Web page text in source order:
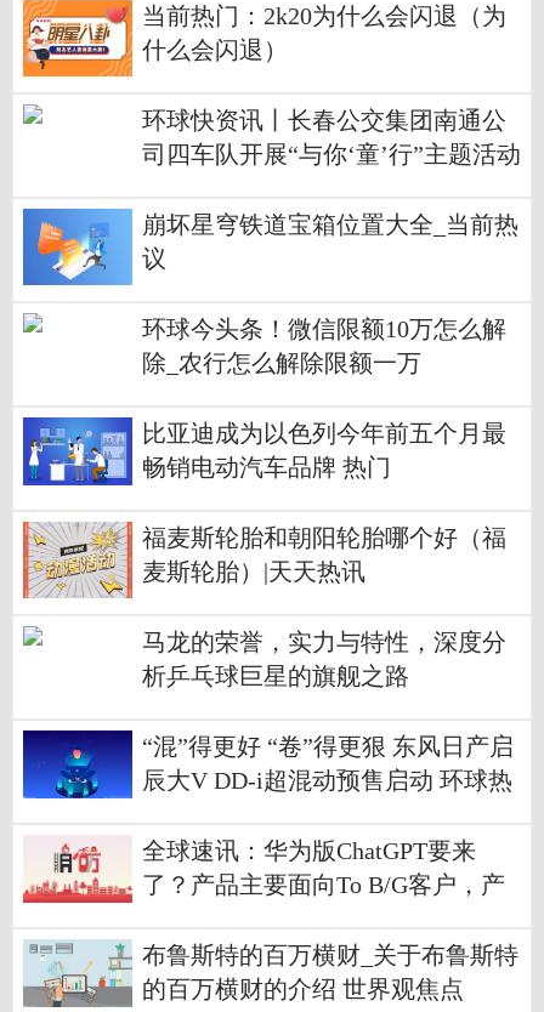
当前热门：2k20为什么会闪退（为
什么会闪退）
环球快资讯丨长春公交集团南通公
司四车队开展“与你‘童’行”主题活动
崩坏星穹铁道宝箱位置大全_当前热
议
环球今头条！微信限额10万怎么解
除_农行怎么解除限额一万
比亚迪成为以色列今年前五个月最
畅销电动汽车品牌 热门
福麦斯轮胎和朝阳轮胎哪个好（福
麦斯轮胎）|天天热讯
马龙的荣誉，实力与特性，深度分
析乒乓球巨星的旗舰之路
“混”得更好 “卷”得更狠 东风日产启
辰大V DD-i超混动预售启动 环球热
全球速讯：华为版ChatGPT要来
了？产品主要面向To B/G客户，产
布鲁斯特的百万横财_关于布鲁斯特
的百万横财的介绍 世界观焦点